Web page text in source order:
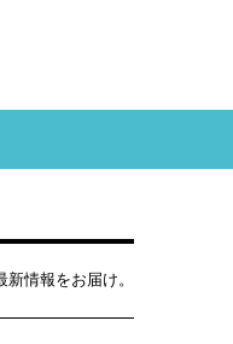
情報をお届け。